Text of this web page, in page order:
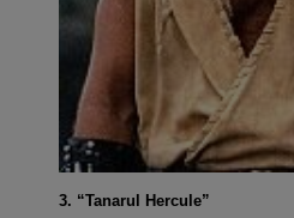
3. “Tanarul Hercule”